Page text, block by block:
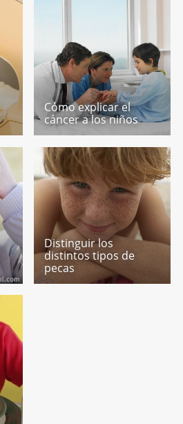
Cómo explicar el
cáncer a los niños
Distinguir los
distintos tipos de
pecas